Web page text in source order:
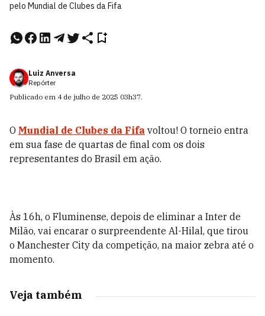
pelo Mundial de Clubes da Fifa
Luiz Anversa
Repórter
Publicado em 4 de julho de 2025 03h37.
O Mundial de Clubes da Fifa voltou! O torneio entra
em sua fase de quartas de final com os dois
representantes do Brasil em ação.
Às 16h, o Fluminense, depois de eliminar a Inter de
Milão, vai encarar o surpreendente Al-Hilal, que tirou
o Manchester City da competição, na maior zebra até o
momento.
Veja também